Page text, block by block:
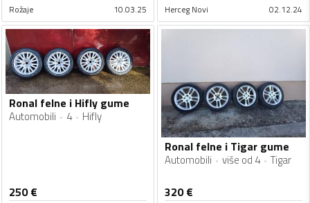
Rožaje 10.03.25 Herceg Novi 02.12.24
Ronal felne i Hifly gume
Automobili 4 Hifly
250€
Ronal felne i Tigar gume
Automobili više od 4 Tigar
320€